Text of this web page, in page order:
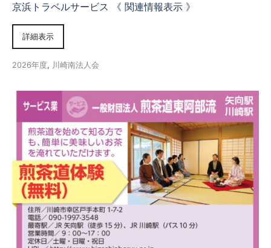
京浜トラベルサービス 《 関連情報表示 》
詳細表示
2026年度, 川崎南法人会